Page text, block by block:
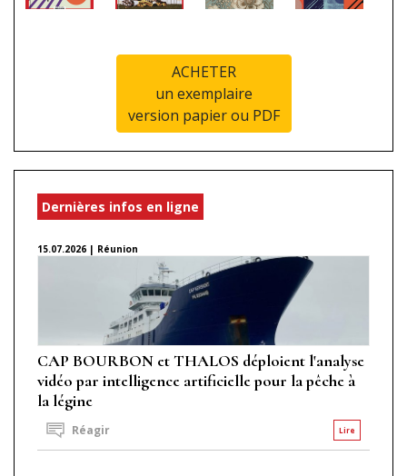
ACHETER
un exemplaire
version papier ou PDF
Dernières infos en ligne
15.07.2026 | Réunion
CAP BOURBON et THALOS déploient l'analyse
vidéo par intelligence artificielle pour la pêche à
la légine
Lire
Réagir